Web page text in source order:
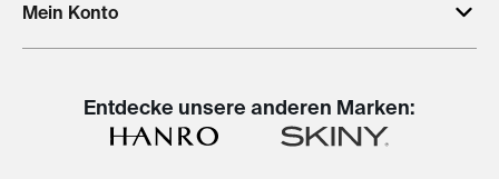
Mein Konto
Entdecke unsere anderen Marken: